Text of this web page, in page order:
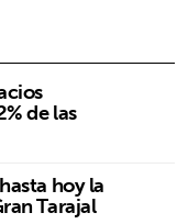
de las
hoy la
Tarajal